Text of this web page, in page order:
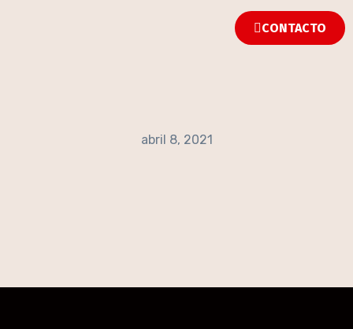
CONTACTO
abril 8, 2021